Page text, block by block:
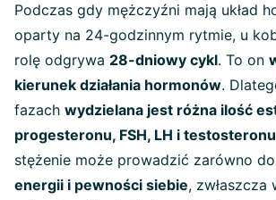
Podczas gdy mężczyźni mają układ
oparty na 24-godzinnym rytmie, u
rolę odgrywa 28-dniowy cykl. To on
kierunek działania hormonów.
fazach wydzielana jest różna ilość
progesteronu, FSH, LH i testosteronu
stężenie może prowadzić zarówno do
energii i pewności siebie, zwłaszcza